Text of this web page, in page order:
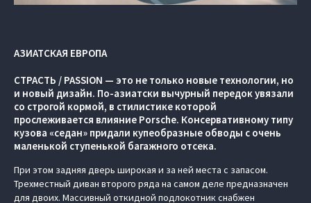
АЗИАТСКАЯ ЕВРОПА
СТРАСТЬ / PASSION — это не только новые технологии, но
и новый дизайн. По-азиатски вычурный передок увязали
со строгой кормой, в стилистике которой
прослеживается влияние Porsche. Консервативному типу
кузова «седан» придали купеобразные обводы с очень
маленькой ступенькой багажного отсека.
При этом задняя дверь широкая и за ней места с запасом.
Трехместный диван второго ряда на самом деле предназначен
для двоих. Массивный откидной подлокотник снабжен